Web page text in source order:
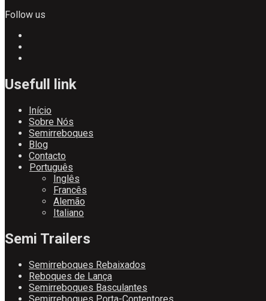
Follow us
Usefull link
Início
Sobre Nós
Semirreboques
Blog
Contacto
Português
Inglês
Francês
Alemão
Italiano
Semi Trailers
Semirreboques Rebaixados
Reboques de Lança
Semirreboques Basculantes
Semirreboques Porta-Contentores